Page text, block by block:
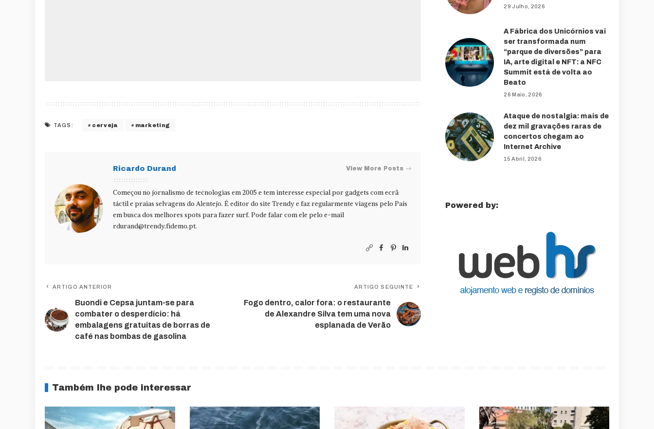
TAGS: cerveja marketing
Ricardo Durand View More Posts
Começou no jornalismo de tecnologias em 2005 e tem interesse especial por gadgets com ecrã
táctil e praias selvagens do Alentejo. É editor do site Trendy e faz regularmente viagens pelo País
em busca dos melhores spots para fazer surf. Pode falar com ele pelo e-mail
rdurand@trendy.fidemo.pt.
ARTIGO ANTERIOR
Buondi e Cepsa juntam-se para
combater o desperdício: há
embalagens gratuitas de borras de
café nas bombas de gasolina
ARTIGO SEGUINTE
Fogo dentro, calor fora: o restaurante
de Alexandre Silva tem uma nova
esplanada de Verão
29 Julho, 2026
A Fábrica dos Unicórnios vai
ser transformada num
“parque de diversões” para
IA, arte digital e NFT: a NFC
Summit está de volta ao
Beato
26 Maio, 2026
Ataque de nostalgia: mais de
dez mil gravações raras de
concertos chegam ao
Internet Archive
15 Abril, 2026
Powered by:
Também lhe pode interessar